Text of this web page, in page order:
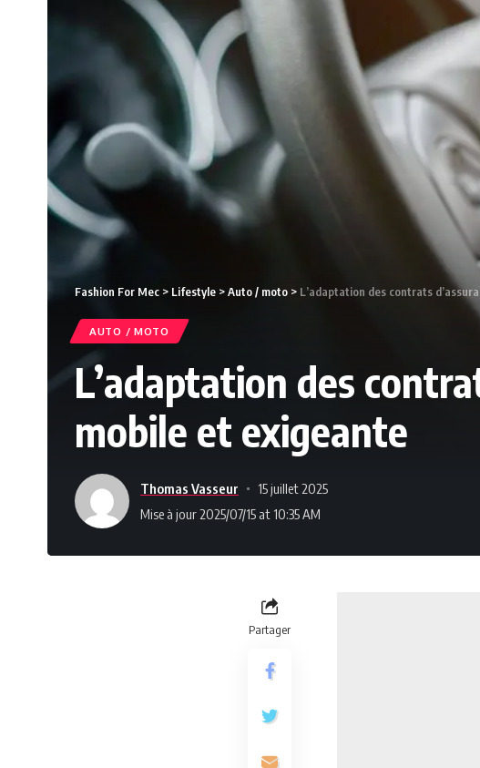
Fashion For Mec > Lifestyle >Auto / moto > L’adaptation des contrats
AUTO / MOTO
L’adaptation des
mobile et exigeante
Thomas Vasseur
15 juillet 2025
Mise à jour 2025/07/15 at 10:35 AM
Partager